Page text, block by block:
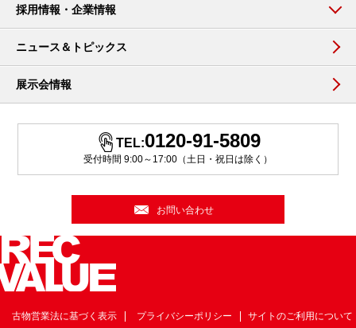
採用情報・企業情報
ニュース＆トピックス
展示会情報
TEL:0120-91-5809
受付時間 9:00～17:00（土日・祝日は除く）
お問い合わせ
古物営業法に基づく表示 プライバシーポリシー サイトのご利用について